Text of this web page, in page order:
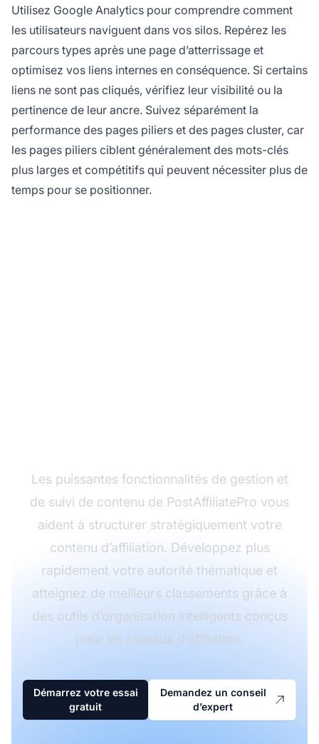
Utilisez Google Analytics pour comprendre comment
les utilisateurs naviguent dans vos silos. Repérez les
parcours types après une page d’atterrissage et
optimisez vos liens internes en conséquence. Si certains
liens ne sont pas cliqués, vérifiez leur visibilité ou la
pertinence de leur ancre. Suivez séparément la
performance des pages piliers et des pages cluster, car
les pages piliers ciblent généralement des mots-clés
plus larges et compétitifs qui peuvent nécessiter plus de
temps pour se positionner.
Les puissantes fonctionnalités de gestion et
de suivi de contenu de PostAffiliatePro vous
aident à structurer stratégiquement votre
contenu d’affiliation. Développez plus
rapidement votre autorité thématique et
atteignez de meilleurs classements grâce à
des outils d’organisation intelligents conçus
pour les réseaux d’affiliation.
Démarrez votre essai
gratuit
Demandez un conseil
d’expert